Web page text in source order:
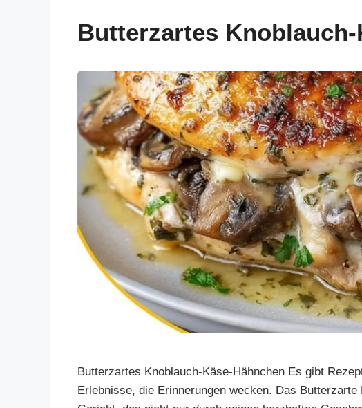
Butterzartes Knoblauch-
Butterzartes Knoblauch-Käse-Hähnchen Es gibt
Erlebnisse, die Erinnerungen wecken. Das